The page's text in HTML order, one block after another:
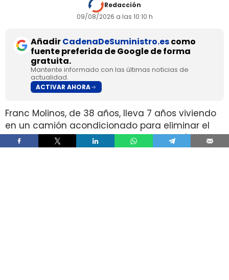
Redacción
09/08/2026 a las 10:10 h
AñadirCadenaDeSuministro.escomo
fuente preferida de Google de forma
gratuita.
Mantente informado con las últimas noticias de
actualidad.
ACTIVAR AHORA
Franc Molinos, de 38 años, lleva 7 años viviendo
en un camión acondicionado para eliminar el
alquiler y recortar sus gastos fijos. El vehículo
incorpora cocina, dormitorio, espacio de